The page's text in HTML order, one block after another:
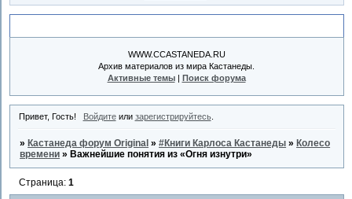
WWW.CCASTANEDA.RU
Архив материалов из мира Кастанеды.
Активные темы| Поиск форума
Привет, Гость! Войдитеили зарегистрируйтесь.
» Кастанеда форум Original »#Книги Карлоса Кастанеды » Колесо
времени » Важнейшие понятия из «Огня изнутри»
Страница:1